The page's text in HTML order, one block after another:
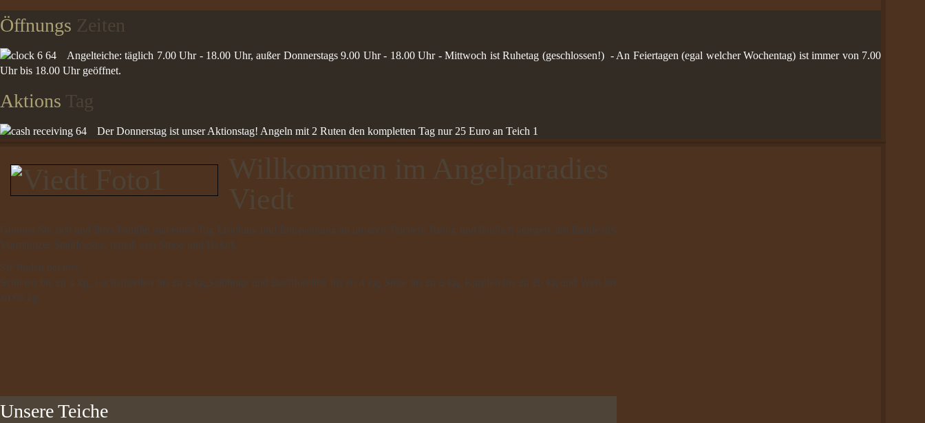
Öffnungs Zeiten
Angelteiche: täglich 7.00 Uhr - 18.00 Uhr, außer Donnerstags 9.00 Uhr - 18.00 Uhr - Mittwoch ist Ruhetag (geschlossen!) - An Feiertagen (egal welcher Wochentag) ist immer von 7.00
Uhr bis 18.00 Uhr geöffnet.
Aktions Tag
Der Donnerstag ist unser Aktionstag! Angeln mit 2 Ruten den kompletten Tag nur 25 Euro an Teich 1
Willkommen im Angelparadies
Viedt
Gönnen Sie sich und Ihrer Familie mal einen Tag Erholung und Entspannung an unseren Teichen! Ruhig und ländlich gelegen, am Rande des
Vormholzer Stadtforstes, fernab von Stress und Hektik.
Sie finden bei uns:
Schleien bis zu 4 kg, Lachsforellen bis zu 8 kg,Saiblinge und Bachforellen bis zu 4 kg, Störe bis zu 8 kg, Karpfen bis zu 20 kg und Wels bis
zu 60 kg
UnsereTeiche